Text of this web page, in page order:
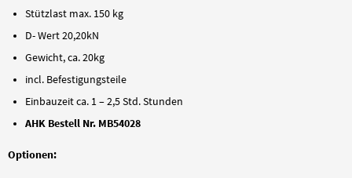
Stützlast max. 150 kg
D- Wert 20,20kN
Gewicht, ca. 20kg
incl. Befestigungsteile
Einbauzeit ca. 1 – 2,5 Std. Stunden
AHK Bestell Nr. MB54028
Optionen: